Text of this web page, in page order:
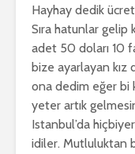
Hayhay dedik
Sıra hatunlar gelip
adet 50 doları 10
bize ayarlayan
ona dedim eğer bi
yeter artık
Istanbul’da
idiler. Mutluluktan